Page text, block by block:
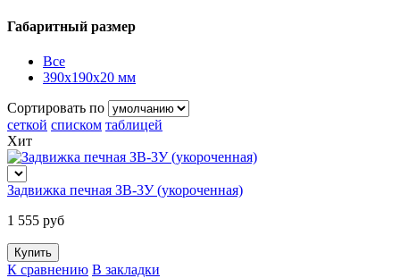
Габаритный размер
Все
390x190x20 мм
Сортировать по
сеткой списком таблицей
Хит
Задвижка печная ЗВ-3У (укороченная)
1 555 руб
К сравнению В закладки